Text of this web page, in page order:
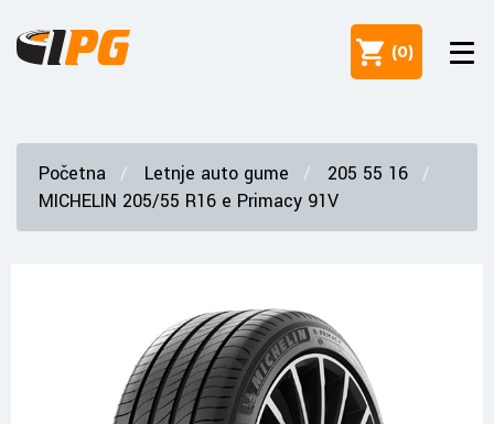
(0)
Početna Letnje auto gume
205 55 16
MICHELIN 205/55 R16 e Primacy 91V